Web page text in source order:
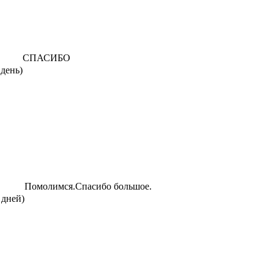
СПАСИБО
дней)
Помолимся.Спасибо большое.